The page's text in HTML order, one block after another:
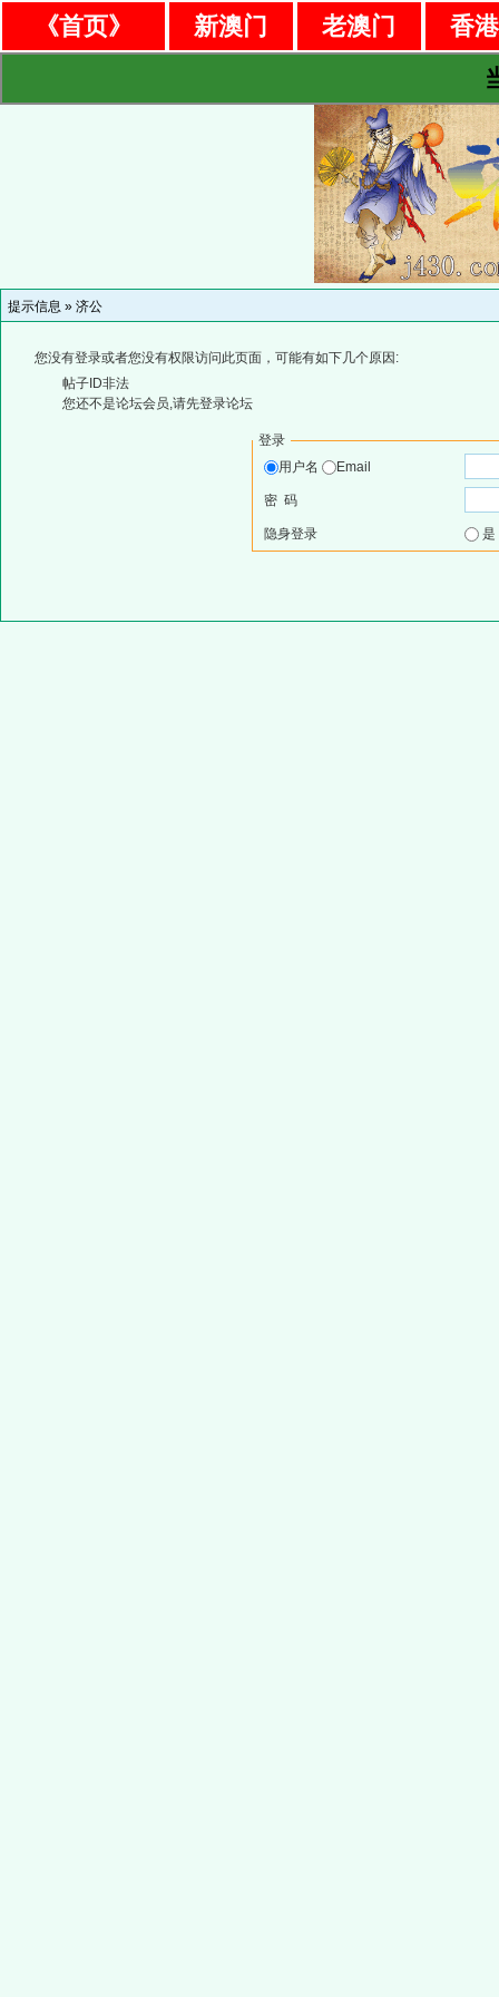
《首页》 新澳门 老澳门
香
提示信息 » 济公
您没有登录或者您没有权限访问此页面，可能有如下几个原因:
帖子ID非法
您还不是论坛会员,请先登录论坛
登录
用户名
Email
密 码
隐身登录